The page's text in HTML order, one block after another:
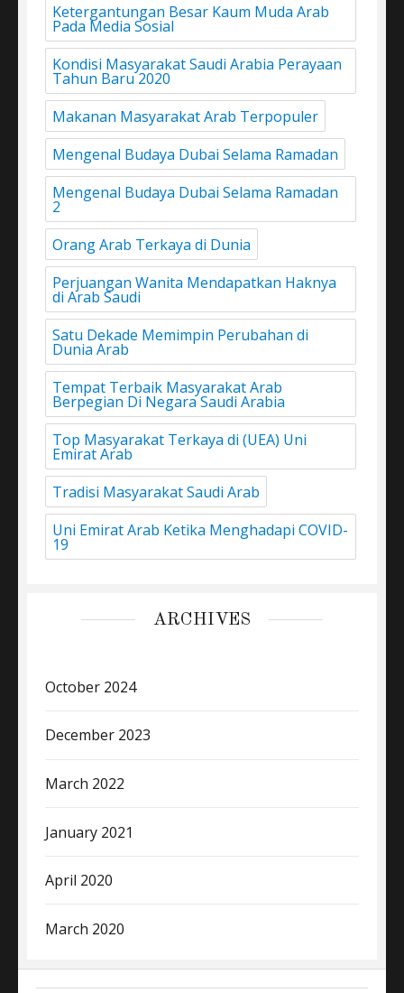
Ketergantungan Besar Kaum Muda Arab
Pada Media Sosial
Kondisi Masyarakat Saudi Arabia Perayaan
Tahun Baru 2020
Makanan Masyarakat Arab Terpopuler
Mengenal Budaya Dubai Selama Ramadan
Mengenal Budaya Dubai Selama Ramadan
2
Orang Arab Terkaya di Dunia
Perjuangan Wanita Mendapatkan Haknya
di Arab Saudi
Satu Dekade Memimpin Perubahan di
Dunia Arab
Tempat Terbaik Masyarakat Arab
Berpegian Di Negara Saudi Arabia
Top Masyarakat Terkaya di (UEA) Uni
Emirat Arab
Tradisi Masyarakat Saudi Arab
Uni Emirat Arab Ketika Menghadapi COVID-
19
ARCHIVES
October 2024
December 2023
March 2022
January 2021
April 2020
March 2020